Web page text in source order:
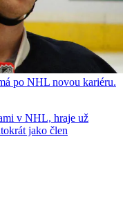
po NHL novou kariéru.
v NHL, hraje už
jako člen